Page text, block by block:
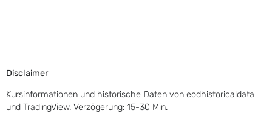
Disclaimer
Kursinformationen und historische Daten von eodhistoricaldata
und TradingView. Verzögerung: 15-30 Min.